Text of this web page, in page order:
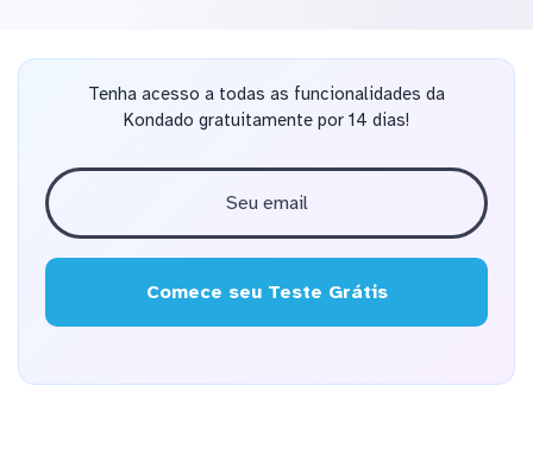
Tenha acesso a todas as funcionalidades da
Kondado gratuitamente por 14 dias!
Comece seu Teste Grátis